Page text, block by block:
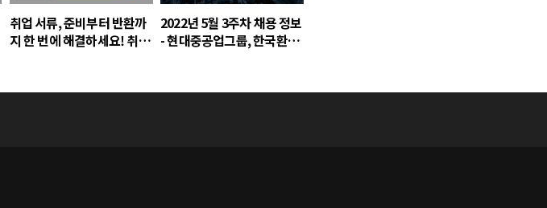
취업 서류, 준비부터 반환까
지 한 번에 해결하세요! 취업
2022년 5월 3주차 채용 정보
- 현대중공업그룹, 한국환경